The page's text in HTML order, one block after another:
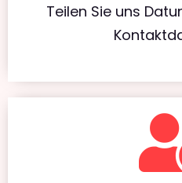
Teilen Sie uns